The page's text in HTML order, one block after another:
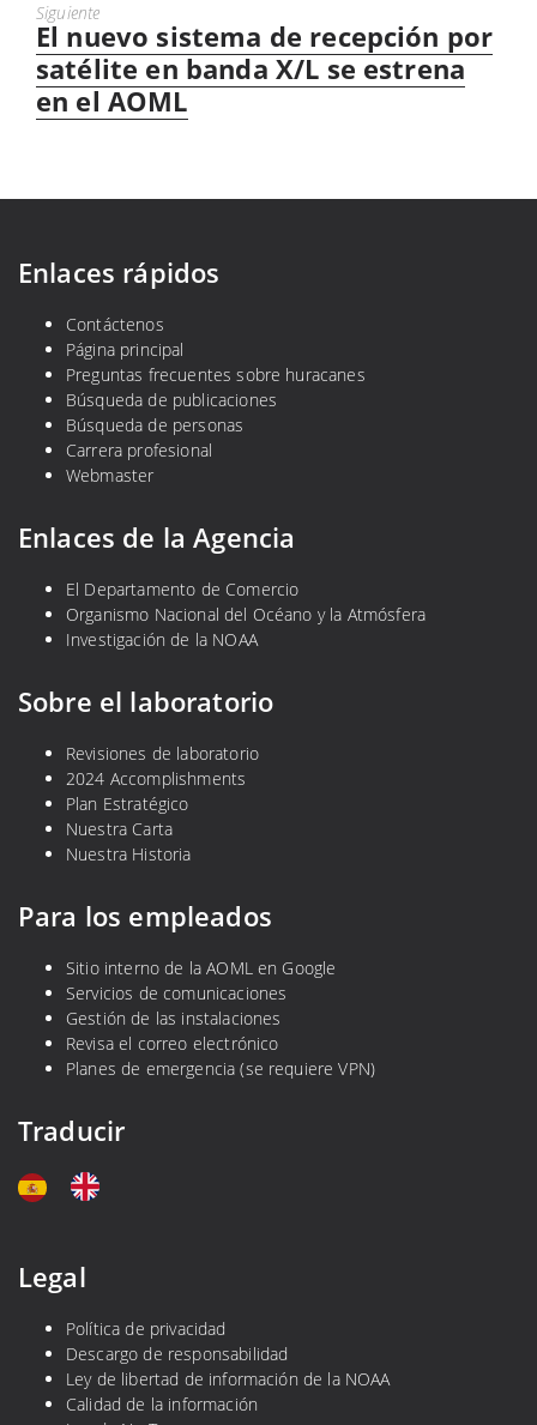
Siguiente
Próximo
mensaje:
El nuevo sistema de recepción por
satélite en banda X/L se estrena
en el AOML
Enlaces rápidos
Contáctenos
Página principal
Preguntas frecuentes sobre huracanes
Búsqueda de publicaciones
Búsqueda de personas
Carrera profesional
Webmaster
Enlaces de la Agencia
El Departamento de Comercio
Organismo Nacional del Océano y la Atmósfera
Investigación de la NOAA
Sobre el laboratorio
Revisiones de laboratorio
2024 Accomplishments
Plan Estratégico
Nuestra Carta
Nuestra Historia
Para los empleados
Sitio interno de la AOML en Google
Servicios de comunicaciones
Gestión de las instalaciones
Revisa el correo electrónico
Planes de emergencia (se requiere VPN)
Traducir
Legal
Política de privacidad
Descargo de responsabilidad
Ley de libertad de información de la NOAA
Calidad de la información